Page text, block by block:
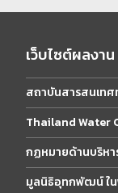
เว็บไซต์ผลงาน
สถาบันสารสนเท
Thailand Water
กฏหมายด้านบริหา
มูลนิธิอุทกพัฒน์ ใ